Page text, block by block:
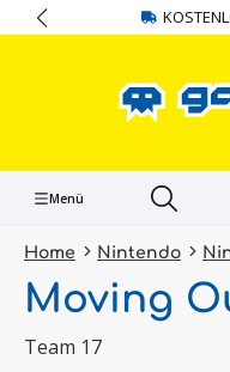
springen
Menü
Home Nintendo
Moving
Team 17